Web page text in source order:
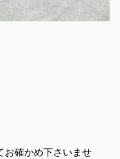
お確かめ下さいませ